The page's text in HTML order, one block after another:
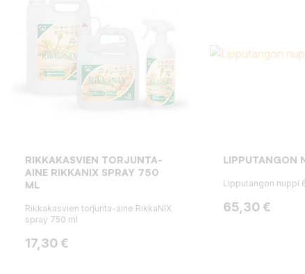
RIKKAKASVIEN TORJUNTA-
AINE RIKKANIX SPRAY 750
ML
Rikkakasvien torjunta-aine RikkaNIX
spray 750 ml
Hinta
17,30 €
LIPPUTANGON
Lipputangon nuppi
Hinta
65,30 €